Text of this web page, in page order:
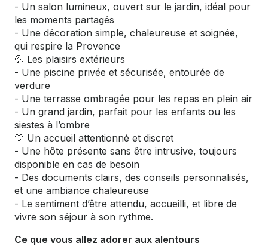
- Un salon lumineux, ouvert sur le jardin, idéal pour
les moments partagés
- Une décoration simple, chaleureuse et soignée,
qui respire la Provence
💦 Les plaisirs extérieurs
- Une piscine privée et sécurisée, entourée de
verdure
- Une terrasse ombragée pour les repas en plein air
- Un grand jardin, parfait pour les enfants ou les
siestes à l’ombre
🤍 Un accueil attentionné et discret
- Une hôte présente sans être intrusive, toujours
disponible en cas de besoin
- Des documents clairs, des conseils personnalisés,
et une ambiance chaleureuse
- Le sentiment d’être attendu, accueilli, et libre de
vivre son séjour à son rythme.
Ce que vous allez adorer aux alentours